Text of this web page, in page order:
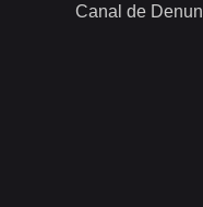
Canal de